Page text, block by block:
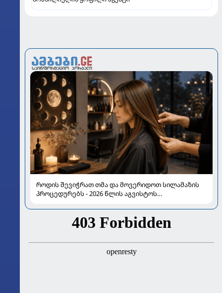
როდის შევიჭრათ თმა და მოვერიდოთ სილამაზის
პროცედურებს - 2026 წლის აგვისტოს